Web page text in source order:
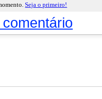
Seja o primeiro!